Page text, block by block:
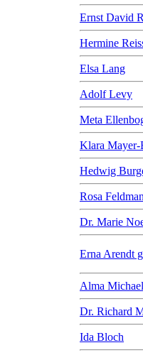
Ernst David
Hermine
Elsa Lang
Adolf Levy
Meta
Klara
Hedwig
Rosa
Dr. Marie
Erna Arendt
Alma
Dr. Richard
Ida Bloch